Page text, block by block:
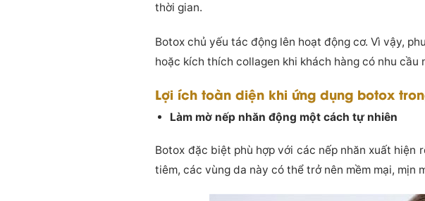
thời gian.
Botox chủ yếu tác động lên hoạt động cơ. Vì vậy,
hoặc kích thích collagen khi khách hàng có nhu
Lợi ích toàn diện khi ứng dụng botox
Làm mờ nếp nhăn động một cách tự nhiên
Botox đặc biệt phù hợp với các nếp nhăn xuất hiện
tiêm, các vùng da này có thể trở nên mềm mại, mịn